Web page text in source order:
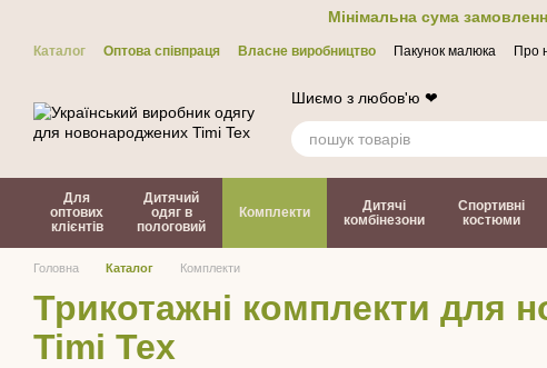
Мінімальна сума
Каталог Оптова співпраця Власне виробництво Пакунок малюка Про
Шиємо з любов'ю ❤
Для
оптових
клієнтів
Дитячий
одяг в
пологовий
Комплекти
Дитячі
комбінезони
Спортивні
костюми
Головна Каталог Комплекти
Трикотажні комплекти для
Timi Tex